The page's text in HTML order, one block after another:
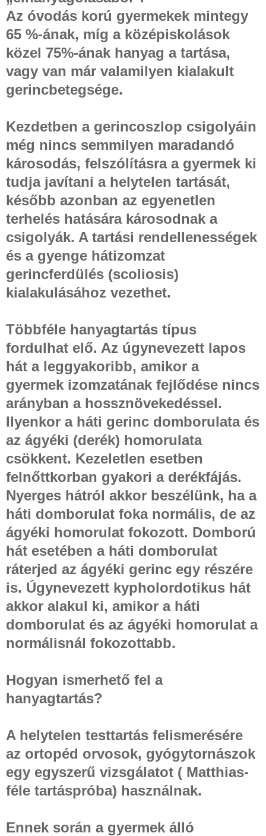
Az óvodás korú gyermekek mintegy
65 %-ának, míg a középiskolások
közel 75%-ának hanyag a tartása,
vagy van már valamilyen kialakult
gerincbetegsége.
Kezdetben a gerincoszlop csigolyáin
még nincs semmilyen maradandó
károsodás, felszólításra a gyermek ki
tudja javítani a helytelen tartását,
később azonban az egyenetlen
terhelés hatására károsodnak a
csigolyák. A tartási rendellenességek
és a gyenge hátizomzat
gerincferdülés (scoliosis)
kialakulásához vezethet.
Többféle hanyagtartás típus
fordulhat elő. Az úgynevezett lapos
hát a leggyakoribb, amikor a
gyermek izomzatának fejlődése nincs
arányban a hossznövekedéssel.
Ilyenkor a háti gerinc domborulata és
az ágyéki (derék) homorulata
csökkent. Kezeletlen esetben
felnőttkorban gyakori a derékfájás.
Nyerges hátról akkor beszélünk, ha a
háti domborulat foka normális, de az
ágyéki homorulat fokozott. Domború
hát esetében a háti domborulat
ráterjed az ágyéki gerinc egy részére
is. Úgynevezett kypholordotikus hát
akkor alakul ki, amikor a háti
domborulat és az ágyéki homorulat a
normálisnál fokozottabb.
Hogyan ismerhető fel a
hanyagtartás?
A helytelen testtartás felismerésére
az ortopéd orvosok, gyógytornászok
egy egyszerű vizsgálatot ( Matthias-
féle tartáspróba) használnak.
Ennek során a gyermek álló